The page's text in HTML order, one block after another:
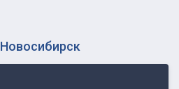
Новосибирск